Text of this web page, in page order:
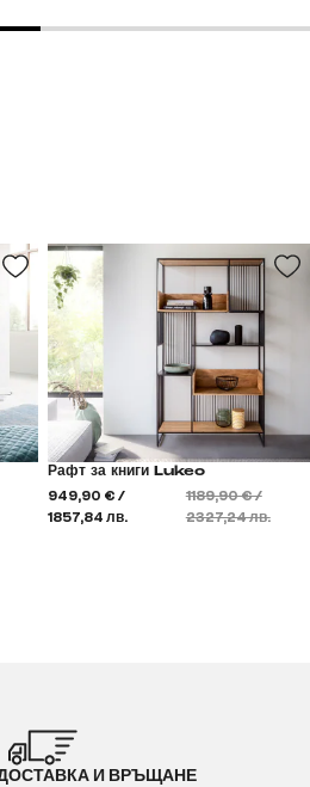
Рафт за книги Lukeo
949,90 € /
1857,84 лв.
1189,90 € /
2327,24 лв.
И ВРЪЩАНЕ